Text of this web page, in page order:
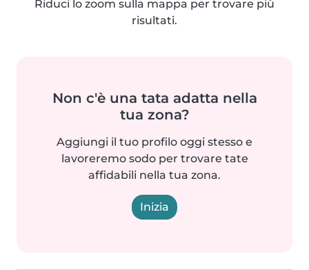
Riduci lo zoom sulla mappa per trovare più
risultati.
Non c'è una tata adatta nella
tua zona?
Aggiungi il tuo profilo oggi stesso e
lavoreremo sodo per trovare tate
affidabili nella tua zona.
Inizia